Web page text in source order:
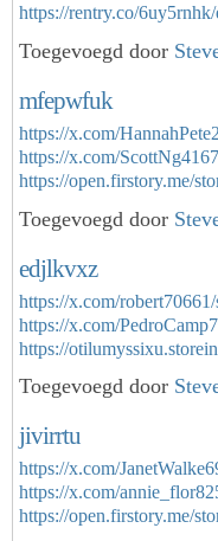
https://rentry.co/
Toegevoegd door
mfepwfuk
https://x.com/
https://x.com/
https://open.firstory.me/
Toegevoegd door
edjlkvxz
https://x.com/
https://x.com/
https://
Toegevoegd door
jivirrtu
https://x.com/
https://x.com/
https://open.firstory.me/